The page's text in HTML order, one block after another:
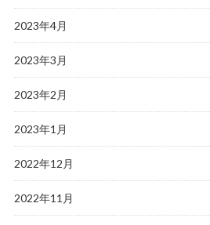
2023年4月
2023年3月
2023年2月
2023年1月
2022年12月
2022年11月